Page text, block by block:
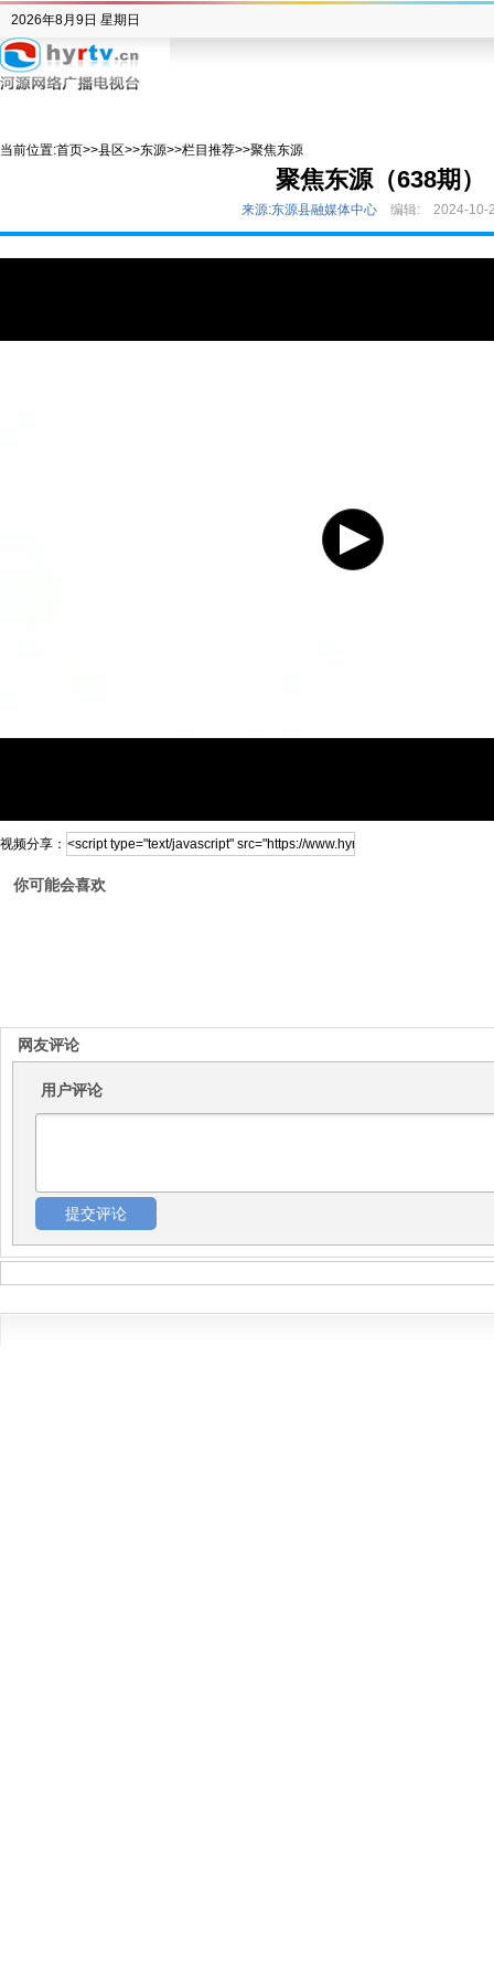
2026年8月9日 星期日
当前位置:首页>>县区>>东源>>栏目推荐>>聚焦东源
聚焦东源（638期）
来源:东源县融媒体中心 编辑: 2024-10-
视频分享：
你可能会喜欢
网友评论
用户评论